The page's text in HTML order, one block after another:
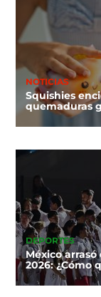
NOTICIAS
Squishies
quemaduras
DEPORTES
México
2026: ¿Cómo